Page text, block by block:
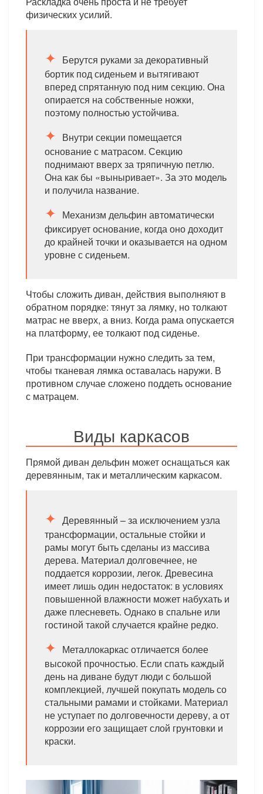
физических усилий.
Берутся руками за декоративный
бортик под сиденьем и вытягивают
вперед спрятанную под ним секцию. Она
опирается на собственные ножки,
поэтому полностью устойчива.
Внутри секции помещается
основание с матрасом. Секцию
поднимают вверх за тряпичную петлю.
Она как бы «выныривает». За это модель
и получила название.
Механизм дельфин автоматически
фиксирует основание, когда оно доходит
до крайней точки и оказывается на одном
уровне с сиденьем.
Чтобы сложить диван, действия выполняют в
обратном порядке: тянут за лямку, но толкают
матрас не вверх, а вниз. Когда рама опускается
на платформу, ее толкают под сиденье.
При трансформации нужно следить за тем,
чтобы тканевая лямка оставалась наружи. В
противном случае сложено поддеть основание
с матрацем.
Виды каркасов
Прямой диван дельфин может оснащаться как
деревянным, так и металлическим каркасом.
Деревянный – за исключением узла
трансформации, остальные стойки и
рамы могут быть сделаны из массива
дерева. Материал долговечнее, не
поддается коррозии, легок. Древесина
имеет лишь один недостаток: в условиях
повышенной влажности может набухать и
даже плесневеть. Однако в спальне или
гостиной такой случается крайне редко.
Металлокаркас отличается более
высокой прочностью. Если спать каждый
день на диване будут люди с большой
комплекцией, лучшей покупать модель со
стальными рамами и стойками. Материал
не уступает по долговечности дереву, а от
коррозии его защищает слой грунтовки и
краски.